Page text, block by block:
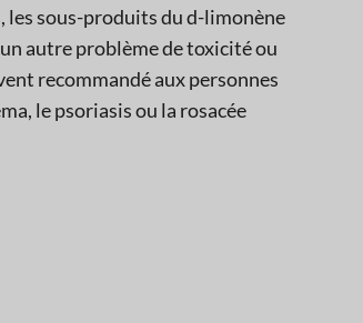
les sous-produits du d-limonène
autre problème de toxicité ou
recommandé aux personnes
le psoriasis ou la rosacée